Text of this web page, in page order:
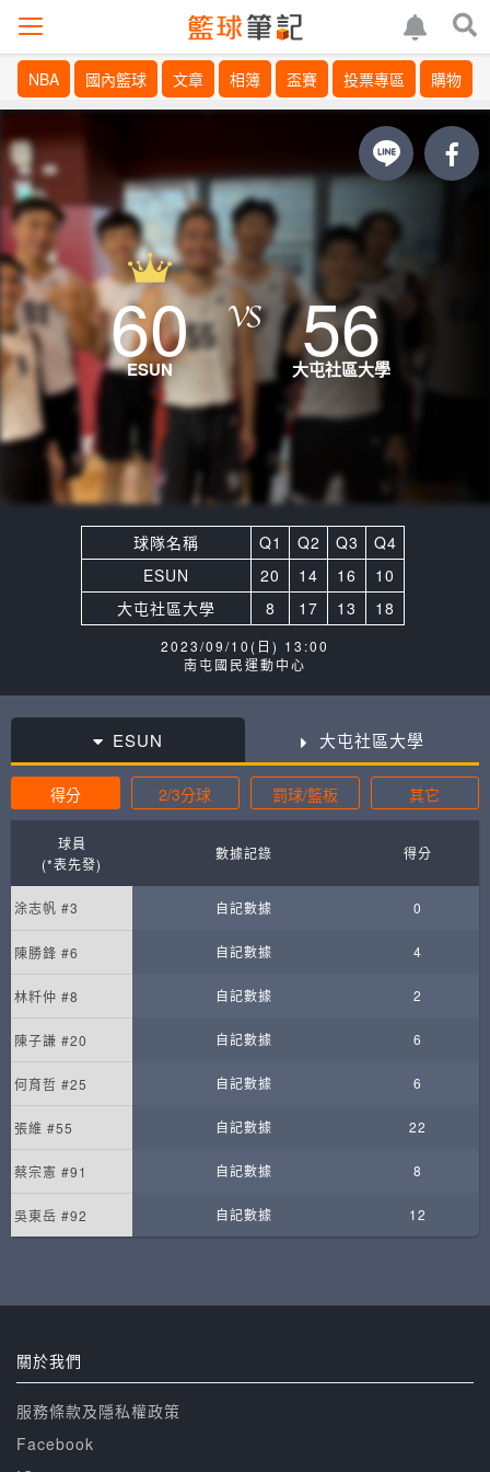
NBA 國內籃球 文章 相簿 盃賽 投票專區 購物
60
ESUN 56
大屯社區大學
球隊名稱 Q1 Q2 Q3
Q4
ESUN
20 14 16
10
大屯社區大學
8 17 13 18
2023/09/10(日) 13:00
南屯國民運動中心
ESUN 大屯社區大學
得分 2/3分球 罰球/籃板 其它
球員
(*表先發)
數據記錄 得分
涂志帆 #3 自記數據 0
陳勝鋒 #6 自記數據 4
林粁仲 #8 自記數據 2
陳子謙 #20 自記數據 6
何育哲 #25 自記數據 6
張維 #55 自記數據 22
蔡宗憲 #91 自記數據 8
吳東岳 #92 自記數據 12
關於我們
服務條款及隱私權政策
Facebook